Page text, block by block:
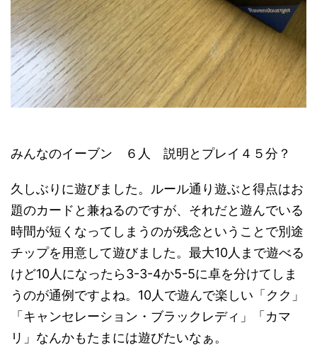
みんなのイーブン ６人 説明とプレイ４５分？
久しぶりに遊びました。ルール通り遊ぶと得点はお
題のカードと兼ねるのですが、それだと遊んでいる
時間が短くなってしまうのが残念ということで別途
チップを用意して遊びました。最大10人まで遊べる
けど10人になったら3-3-4か5-5に卓を分けてしま
うのが通例ですよね。10人で遊んで楽しい「クク」
「キャンセレーション・ブラックレディ」「カマ
リ」なんかもたまには遊びたいなぁ。